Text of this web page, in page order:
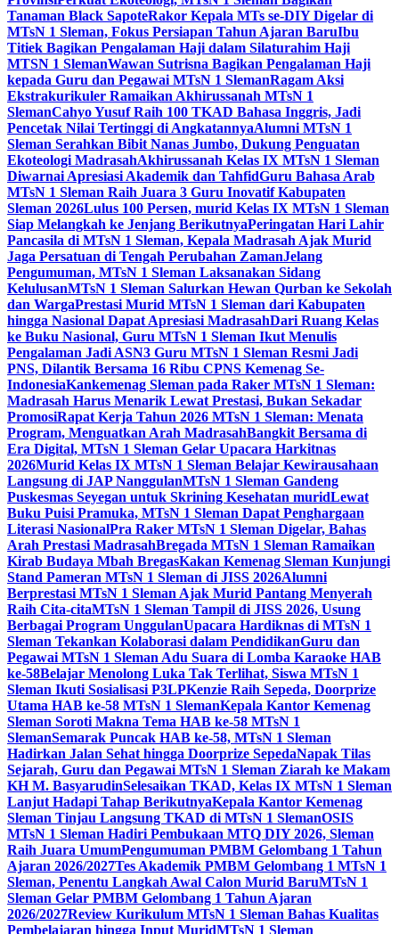
Tanaman Black SapoteRakor Kepala MTs se-DIY Digelar di
MTsN 1 Sleman, Fokus Persiapan Tahun Ajaran BaruIbu
Titiek Bagikan Pengalaman Haji dalam Silaturahim Haji
MTSN 1 SlemanWawan Sutrisna Bagikan Pengalaman Haji
kepada Guru dan Pegawai MTsN 1 SlemanRagam Aksi
Ekstrakurikuler Ramaikan Akhirussanah MTsN 1
SlemanCahyo Yusuf Raih 100 TKAD Bahasa Inggris, Jadi
Pencetak Nilai Tertinggi di AngkatannyaAlumni MTsN 1
Sleman Serahkan Bibit Nanas Jumbo, Dukung Penguatan
Ekoteologi MadrasahAkhirussanah Kelas IX MTsN 1 Sleman
Diwarnai Apresiasi Akademik dan TahfidGuru Bahasa Arab
MTsN 1 Sleman Raih Juara 3 Guru Inovatif Kabupaten
Sleman 2026Lulus 100 Persen, murid Kelas IX MTsN 1 Sleman
Siap Melangkah ke Jenjang BerikutnyaPeringatan Hari Lahir
Pancasila di MTsN 1 Sleman, Kepala Madrasah Ajak Murid
Jaga Persatuan di Tengah Perubahan ZamanJelang
Pengumuman, MTsN 1 Sleman Laksanakan Sidang
KelulusanMTsN 1 Sleman Salurkan Hewan Qurban ke Sekolah
dan WargaPrestasi Murid MTsN 1 Sleman dari Kabupaten
hingga Nasional Dapat Apresiasi MadrasahDari Ruang Kelas
ke Buku Nasional, Guru MTsN 1 Sleman Ikut Menulis
Pengalaman Jadi ASN3 Guru MTsN 1 Sleman Resmi Jadi
PNS, Dilantik Bersama 16 Ribu CPNS Kemenag Se-
IndonesiaKankemenag Sleman pada Raker MTsN 1 Sleman:
Madrasah Harus Menarik Lewat Prestasi, Bukan Sekadar
PromosiRapat Kerja Tahun 2026 MTsN 1 Sleman: Menata
Program, Menguatkan Arah MadrasahBangkit Bersama di
Era Digital, MTsN 1 Sleman Gelar Upacara Harkitnas
2026Murid Kelas IX MTsN 1 Sleman Belajar Kewirausahaan
Langsung di JAP NanggulanMTsN 1 Sleman Gandeng
Puskesmas Seyegan untuk Skrining Kesehatan muridLewat
Buku Puisi Pramuka, MTsN 1 Sleman Dapat Penghargaan
Literasi NasionalPra Raker MTsN 1 Sleman Digelar, Bahas
Arah Prestasi MadrasahBregada MTsN 1 Sleman Ramaikan
Kirab Budaya Mbah BregasKakan Kemenag Sleman Kunjungi
Stand Pameran MTsN 1 Sleman di JISS 2026Alumni
Berprestasi MTsN 1 Sleman Ajak Murid Pantang Menyerah
Raih Cita-citaMTsN 1 Sleman Tampil di JISS 2026, Usung
Berbagai Program UnggulanUpacara Hardiknas di MTsN 1
Sleman Tekankan Kolaborasi dalam PendidikanGuru dan
Pegawai MTsN 1 Sleman Adu Suara di Lomba Karaoke HAB
ke-58Belajar Menolong Luka Tak Terlihat, Siswa MTsN 1
Sleman Ikuti Sosialisasi P3LPKenzie Raih Sepeda, Doorprize
Utama HAB ke-58 MTsN 1 SlemanKepala Kantor Kemenag
Sleman Soroti Makna Tema HAB ke-58 MTsN 1
SlemanSemarak Puncak HAB ke-58, MTsN 1 Sleman
Hadirkan Jalan Sehat hingga Doorprize SepedaNapak Tilas
Sejarah, Guru dan Pegawai MTsN 1 Sleman Ziarah ke Makam
KH M. BasyarudinSelesaikan TKAD, Kelas IX MTsN 1 Sleman
Lanjut Hadapi Tahap BerikutnyaKepala Kantor Kemenag
Sleman Tinjau Langsung TKAD di MTsN 1 SlemanOSIS
MTsN 1 Sleman Hadiri Pembukaan MTQ DIY 2026, Sleman
Raih Juara UmumPengumuman PMBM Gelombang 1 Tahun
Ajaran 2026/2027Tes Akademik PMBM Gelombang 1 MTsN 1
Sleman, Penentu Langkah Awal Calon Murid BaruMTsN 1
Sleman Gelar PMBM Gelombang 1 Tahun Ajaran
2026/2027Review Kurikulum MTsN 1 Sleman Bahas Kualitas
Pembelajaran hingga Input MuridMTsN 1 Sleman